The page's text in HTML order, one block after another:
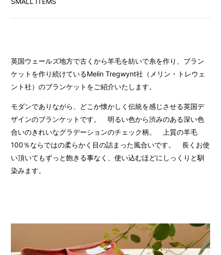
英国ウェールズ地方で古くから羊毛を紡いで糸を作り、ブラン
ケットを作り続けているMelin Tregwynt社（メリン・トレウェ
ント社）のブランケットをご紹介いたします。
モダンでありながら、どこか懐かしく伝統を感じさせる英国デ
ザインのブランケットです。 明るい色から渋みのある深い色
合いのきれいなグラデーションのチェック柄。 上質の羊毛
100％ならではの柔らかく目の詰まった風合いです。 長くお使
い頂いてもずっと飽きる事なく、使い込むほどにしっくりと馴
染みます。